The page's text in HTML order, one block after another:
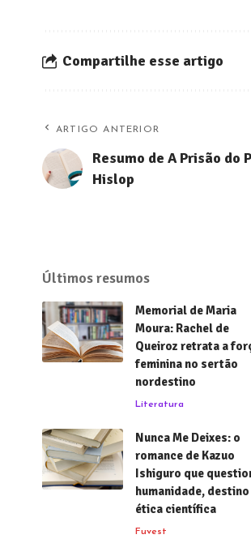
Compartilhe esse artigo
ARTIGO ANTERIOR
Resumo de A Prisão do
Hislop
Últimos resumos
Memorial de Maria
Moura: Rachel de
Queiroz retrata a
feminina no sertão
nordestino
Literatura
Nunca Me Deixes: o
romance de Kazuo
Ishiguro que
humanidade, destino
ética científica
Fuvest